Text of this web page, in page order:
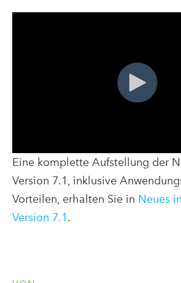
Eine komplette Aufstellung der
Version 7.1, inklusive
Vorteilen, erhalten Sie in Neues
Version 7.1.